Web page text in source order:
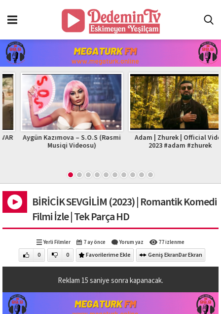
Aygün Kazımova – S.O.S (Rəsmi
Musiqi Videosu)
Adam | Zhurek | Official Video
2023 #adam #zhurek
BİRİCİK SEVGİLİM (2023) | Romantik Komedi
Filmi İzle | Tek Parça HD
Yerli Filmler 7 ay önce Yorum yaz 77 izlenme
0 0 Favorilerime Ekle Geniş EkranDar Ekran
Reklam 14saniye sonra kapanacak.